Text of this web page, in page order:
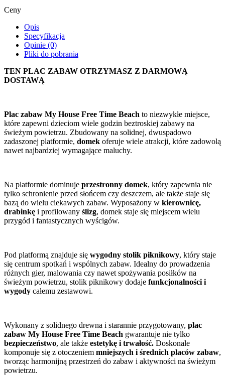
Ceny
Opis
Specyfikacja
Opinie (0)
Pliki do pobrania
TEN PLAC ZABAW OTRZYMASZ Z DARMOWĄ
DOSTAWĄ
Plac zabaw My House Free Time Beach to niezwykłe miejsce,
które zapewni dzieciom wiele godzin beztroskiej zabawy na
świeżym powietrzu. Zbudowany na solidnej, dwuspadowo
zadaszonej platformie, domek oferuje wiele atrakcji, które zadowolą
nawet najbardziej wymagające maluchy.
Na platformie dominuje przestronny domek, który zapewnia nie
tylko schronienie przed słońcem czy deszczem, ale także staje się
bazą do wielu ciekawych zabaw. Wyposażony w kierownicę,
drabinkę i profilowany ślizg, domek staje się miejscem wielu
przygód i fantastycznych wyścigów.
Pod platformą znajduje się wygodny stolik piknikowy, który staje
się centrum spotkań i wspólnych zabaw. Idealny do prowadzenia
różnych gier, malowania czy nawet spożywania posiłków na
świeżym powietrzu, stolik piknikowy dodaje funkcjonalności i
wygody całemu zestawowi.
Wykonany z solidnego drewna i starannie przygotowany, plac
zabaw My House Free Time Beach gwarantuje nie tylko
bezpieczeństwo, ale także estetykę i trwałość. Doskonale
komponuje się z otoczeniem mniejszych i średnich placów zabaw,
tworząc harmonijną przestrzeń do zabaw i aktywności na świeżym
powietrzu.